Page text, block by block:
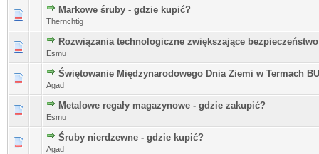
Markowe śruby - gdzie kupić?
Thernchtig
Rozwiązania technologiczne zwiększające
Esmu
Świętowanie Międzynarodowego Dnia Ziemi w Termach
Agad
Metalowe regały magazynowe - gdzie zakupić?
Esmu
Śruby nierdzewne - gdzie kupić?
Agad